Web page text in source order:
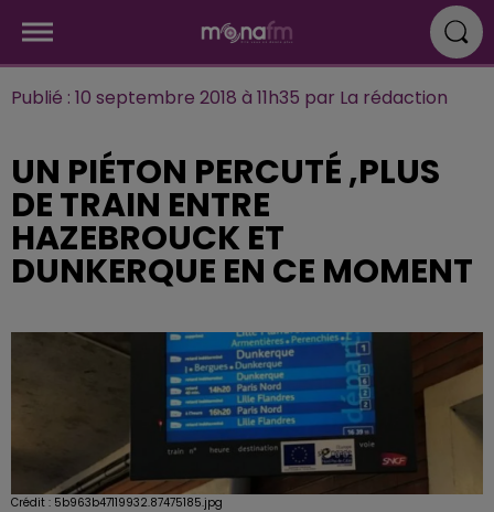
Publié : 10 septembre 2018 à 11h35 par La rédaction
UN PIÉTON PERCUTÉ ,PLUS
DE TRAIN ENTRE
HAZEBROUCK ET
DUNKERQUE EN CE MOMENT
Crédit : 5b963b47119932.87475185.jpg